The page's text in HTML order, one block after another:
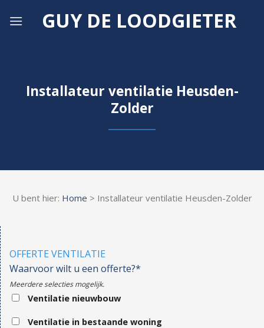
GUY DE LOODGIETER
Installateur ventilatie Heusden-
Zolder
U bent hier: Home > Installateur ventilatie Heusden-Zolder
OFFERTE VENTILATIE
Waarvoor wilt u een offerte?*
Meerdere selecties mogelijk.
Ventilatie nieuwbouw
Ventilatie in bestaande woning